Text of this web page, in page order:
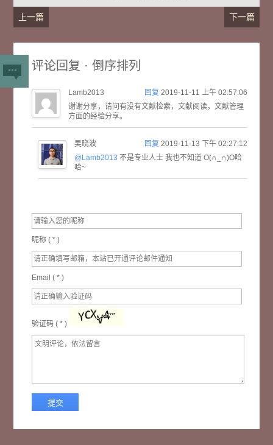
上一篇 下一篇
评论回复 · 倒序排列
回复 2019-11-11 上午 02:57:06
Lamb2013
谢谢分享，请问有没有文献检索，文献阅读，文献管理
方面的经验分享。
回复 2019-11-13 下午 02:27:12
吴晓波
@Lamb2013 不是专业人士 我也不知道 O(∩_∩)O哈
哈~
昵称 (*)
Email (*)
验证码 (*)